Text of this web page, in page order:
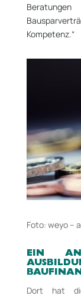
Kompetenz.“
Foto: weyo –
EIN
Dort hat